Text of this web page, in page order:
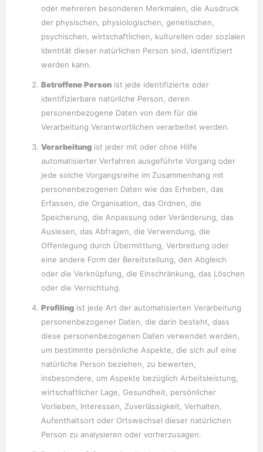
oder mehreren besonderen Merkmalen, die Ausdruck
der physischen, physiologischen, genetischen,
psychischen, wirtschaftlichen, kulturellen oder sozialen
Identität dieser natürlichen Person sind, identifiziert
werden kann.
Betroffene Person ist jede identifizierte oder
identifizierbare natürliche Person, deren
personenbezogene Daten von dem für die
Verarbeitung Verantwortlichen verarbeitet werden.
Verarbeitung ist jeder mit oder ohne Hilfe
automatisierter Verfahren ausgeführte Vorgang oder
jede solche Vorgangsreihe im Zusammenhang mit
personenbezogenen Daten wie das Erheben, das
Erfassen, die Organisation, das Ordnen, die
Speicherung, die Anpassung oder Veränderung, das
Auslesen, das Abfragen, die Verwendung, die
Offenlegung durch Übermittlung, Verbreitung oder
eine andere Form der Bereitstellung, den Abgleich
oder die Verknüpfung, die Einschränkung, das Löschen
oder die Vernichtung.
Profiling ist jede Art der automatisierten Verarbeitung
personenbezogener Daten, die darin besteht, dass
diese personenbezogenen Daten verwendet werden,
um bestimmte persönliche Aspekte, die sich auf eine
natürliche Person beziehen, zu bewerten,
insbesondere, um Aspekte bezüglich Arbeitsleistung,
wirtschaftlicher Lage, Gesundheit, persönlicher
Vorlieben, Interessen, Zuverlässigkeit, Verhalten,
Aufenthaltsort oder Ortswechsel dieser natürlichen
Person zu analysieren oder vorherzusagen.